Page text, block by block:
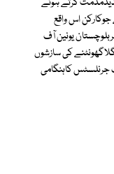
اس واقع
یونین آف
کی سازشوں
جرنلسٹس کاہنگامی